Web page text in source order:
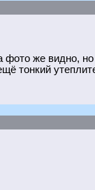
же видно,
тонкий